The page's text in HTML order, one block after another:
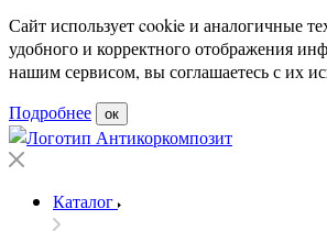
Сайт использует cookie и аналогичные
удобного и корректного отображения
нашим сервисом, вы соглашаетесь с их
Подробнее
ок
Каталог